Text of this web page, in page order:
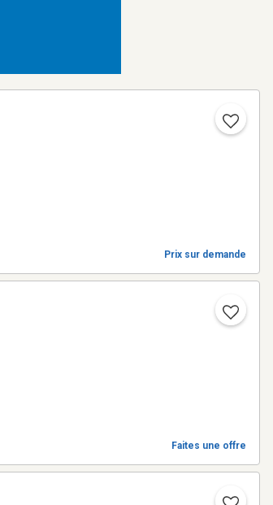
Prix sur demande
Faites une offre